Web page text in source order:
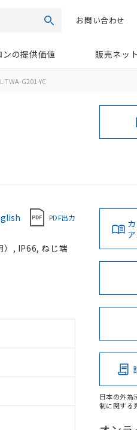
検索お問い合わせ
ンの提供価値 販売ネッ
TWA-G201-YC
PDF出力
）, IP66, ねじ端
日本の外為
制に関する